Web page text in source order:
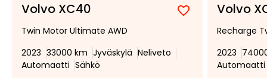
Volvo XC40
Lisää
suosikiksi
Poista
suosikeista
Twin Motor Ultimate AWD
2023 33000 km Jyväskylä Neliveto
Automaatti Sähkö
Volvo
Recharge
2023
Automaatti